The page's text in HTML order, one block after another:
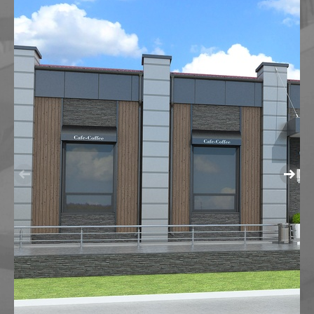
МАГАЗИН ОБУВИ В ИЗЛУЧИНСКЕ
МНОГОУРОВНЕВЫЙ ПАРКИНГ
ОБЩЕСТВЕННЫЙ ЦЕНТР ПО УЛ.
РЕКОНСТРУКЦИЯ АПТЕКИ В БИЗНЕСИНКУБАТОР
РЕКОНСТРУКЦИЯ МАГАЗИНА "ВСЕ ДЛЯ ДОМА" ПО
РЕКОНСТРУКЦИЯ МАГАЗИНА ПО УЛ. СЕВЕРНАЯ,
РЕКОНСТРУКЦИЯ МАГАЗИНА "ЛИЛИЯ" ПОД
РЕКОНСТРУКЦИЯ НЕЗАВЕРШЕННОГО ОБЪЕКТА
ТОРГОВЫЙ ЦЕНТР "ДОМАШНИЙ" В СТАРОМ
МНОГОФУНКЦИОНАЛЬНЫЕ КОМПЛЕКСЫ